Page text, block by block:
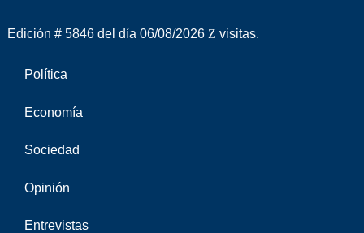
Edición # 5846 del día 06/08/2026 visitas.
Política
Economía
Sociedad
Opinión
Entrevistas